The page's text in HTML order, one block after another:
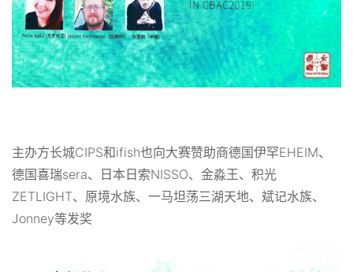
主办方长城CIPS和ifish也向大赛赞助商德国伊罕EHEIM、
德国喜瑞sera、日本日索NISSO、金淼王、积光
ZETLIGHT、原境水族、一马坦荡三湖天地、斌记水族、
Jonney等发奖